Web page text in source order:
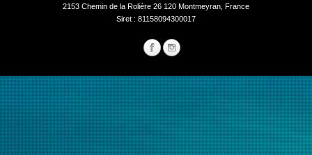
2153 Chemin de la Roliére 26 120 Montmeyran, France
Siret : 81158094300017